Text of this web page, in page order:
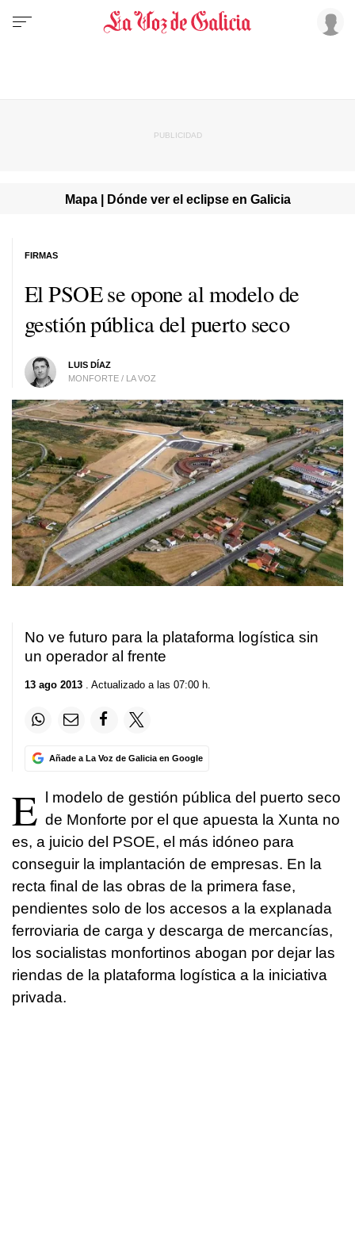
Mapa | Dónde ver el eclipse en Galicia
El PSOE se opone al modelo de
gestión pública del puerto seco
LUIS DÍAZ
MONFORTE / LA VOZ
FIRMAS
No ve futuro para la plataforma logística sin
un operador al frente
13 ago 2013 . Actualizado a las 07:00 h.
Añade a La Voz de Galicia en Google
E l modelo de gestión pública del puerto seco
de Monforte por el que apuesta la Xunta no
es, a juicio del PSOE, el más idóneo para
conseguir la implantación de empresas. En la
recta final de las obras de la primera fase,
pendientes solo de los accesos a la explanada
ferroviaria de carga y descarga de mercancías,
los socialistas monfortinos abogan por dejar las
riendas de la plataforma logística a la iniciativa
privada.